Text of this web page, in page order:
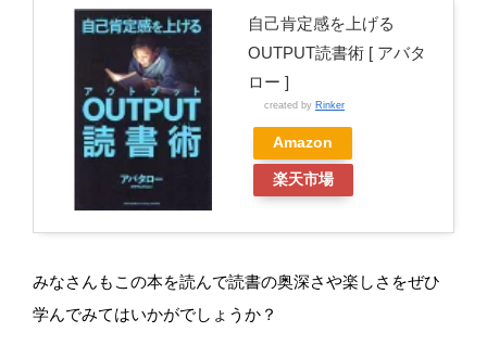
自己肯定感を上げる
OUTPUT読書術 [ アバタ
ロー ]
created by Rinker
Amazon
楽天市場
みなさんもこの本を読んで読書の奥深さや楽しさをぜひ
学んでみてはいかがでしょうか？